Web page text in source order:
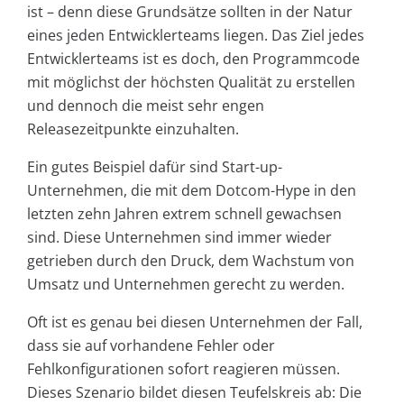
ist – denn diese Grundsätze sollten in der Natur
eines jeden Entwicklerteams liegen. Das Ziel jedes
Entwicklerteams ist es doch, den Programmcode
mit möglichst der höchsten Qualität zu erstellen
und dennoch die meist sehr engen
Releasezeitpunkte einzuhalten.
Ein gutes Beispiel dafür sind Start-up-
Unternehmen, die mit dem Dotcom-Hype in den
letzten zehn Jahren extrem schnell gewachsen
sind. Diese Unternehmen sind immer wieder
getrieben durch den Druck, dem Wachstum von
Umsatz und Unternehmen gerecht zu werden.
Oft ist es genau bei diesen Unternehmen der Fall,
dass sie auf vorhandene Fehler oder
Fehlkonfigurationen sofort reagieren müssen.
Dieses Szenario bildet diesen Teufelskreis ab: Die